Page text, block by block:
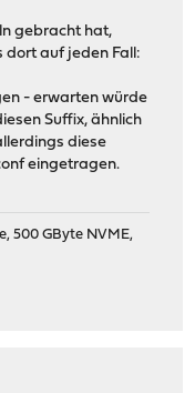
gebracht hat,
dort auf jeden Fall:
- erwarten würde
Suffix, ähnlich
diese
eingetragen.
500 GByte NVME,